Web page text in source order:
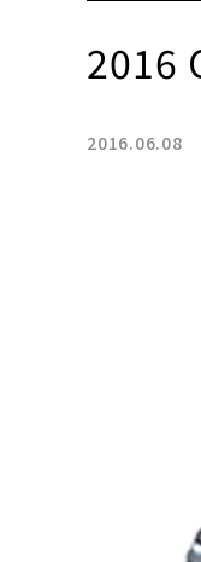
2016
2016.06.08